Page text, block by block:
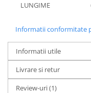
LUNGIME
Informatii conformitate
Informatii utile
Livrare si retur
Review-uri(1)